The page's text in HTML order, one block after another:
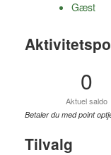
Gæst
0
Aktuel saldo
Betaler du med point
Tilvalg